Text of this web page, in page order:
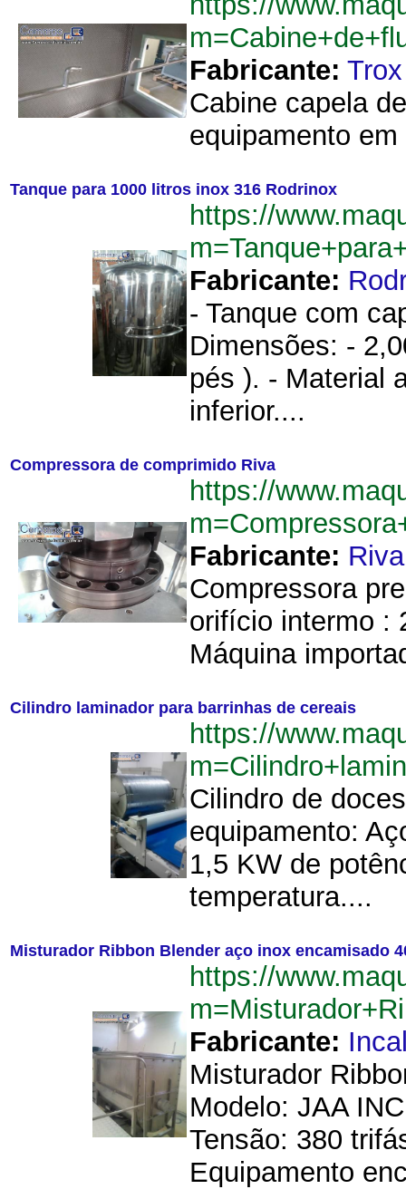
Fabricante:
Cabine capela
equipamento
Tanque para 1000 litros inox 316 Rodrinox
https://
Fabricante:
- Tanque com
Dimensões: -
pés ). - Material
inferior....
Compressora de comprimido Riva
https://
Fabricante: Riva
Compressora
orifício intermo :
Máquina
Cilindro laminador para barrinhas de cereais
https://
Cilindro de
equipamento:
1,5 KW de
temperatura....
Misturador Ribbon Blender aço inox encamisado
https://
Fabricante:
Misturador
Modelo: JAA
Tensão: 380
Equipamento